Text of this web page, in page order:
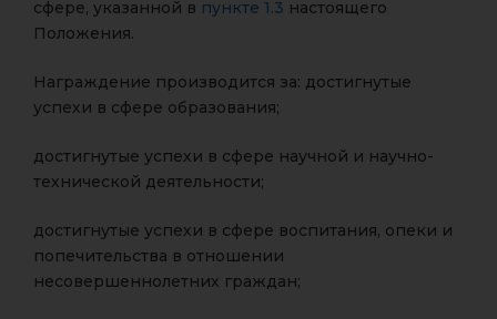
сфере, указанной в пункте 1.3 настоящего
Положения.
Награждение производится за: достигнутые
успехи в сфере образования;
достигнутые успехи в сфере научной и научно-
технической деятельности;
достигнутые успехи в сфере воспитания, опеки и
попечительства в отношении
несовершеннолетних граждан;